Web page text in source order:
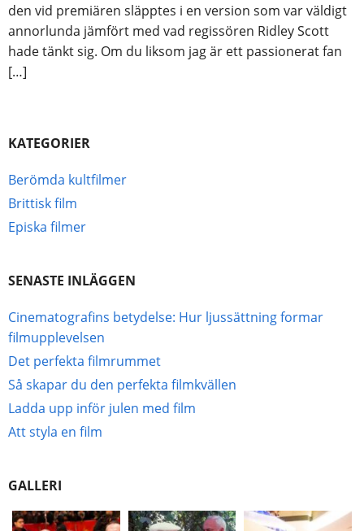
den vid premiären släpptes i en version som var väldigt
annorlunda jämfört med vad regissören Ridley Scott
hade tänkt sig. Om du liksom jag är ett passionerat fan
[…]
KATEGORIER
Berömda kultfilmer
Brittisk film
Episka filmer
SENASTE INLÄGGEN
Cinematografins betydelse: Hur ljussättning formar
filmupplevelsen
Det perfekta filmrummet
Så skapar du den perfekta filmkvällen
Ladda upp inför julen med film
Att styla en film
GALLERI